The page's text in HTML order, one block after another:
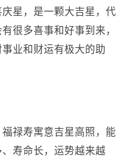
星，是一颗大吉星，代
很多喜事和好事到来，
业和财运有极大的助
禄寿寓意吉星高照，能
寿命长，运势越来越